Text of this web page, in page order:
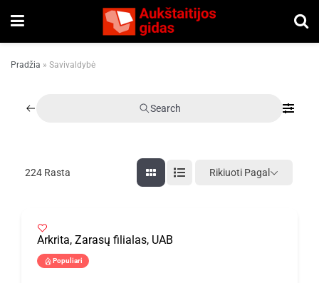
Pradžia » Savivaldybė
Search
224 Rasta Rikiuoti Pagal
Arkrita, Zarasų filialas, UAB
Populiari